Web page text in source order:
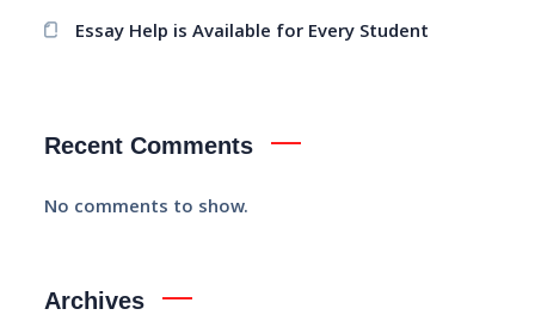
Essay Help is Available for Every Student
Recent Comments
No comments to show.
Archives